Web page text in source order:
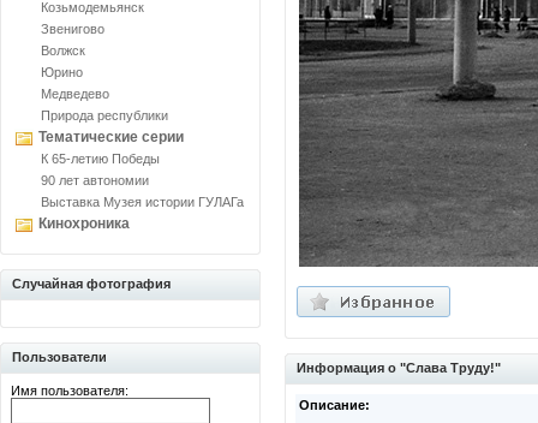
Козьмодемьянск
Звенигово
Волжск
Юрино
Медведево
Природа республики
Тематические серии
К 65-летию Победы
90 лет автономии
Выставка Музея истории ГУЛАГа
Кинохроника
Случайная фотография
Пользователи
Имя пользователя:
Информация о "Слава Труду!"
Описание: